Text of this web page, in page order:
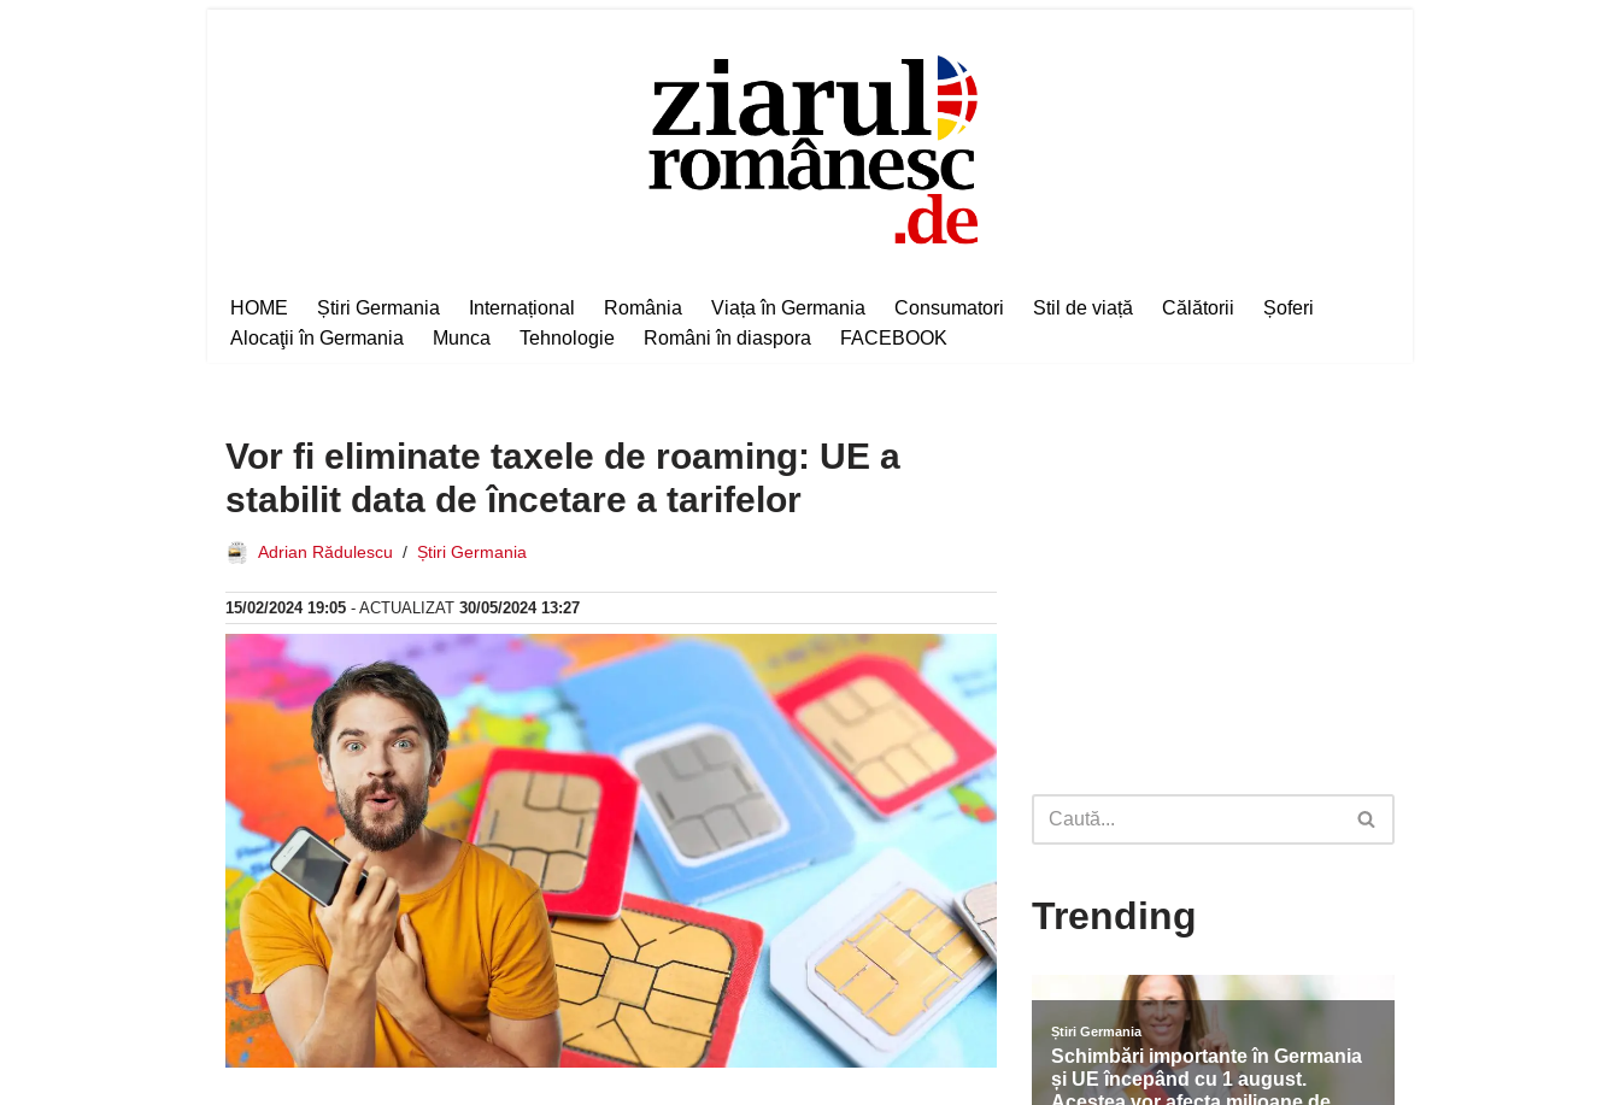
HOME Știri Germania Internațional România Viața în Germania Consumatori Stil de viață Călătorii
Șoferi
Alocaţii în Germania
Munca Tehnologie Români în diaspora FACEBOOK
Vor fi eliminate taxele de roaming: UE a
stabilit data de încetare a tarifelor
Adrian Rădulescu Știri Germania
15/02/2024 19:05 - ACTUALIZAT 30/05/2024 13:27
Trending